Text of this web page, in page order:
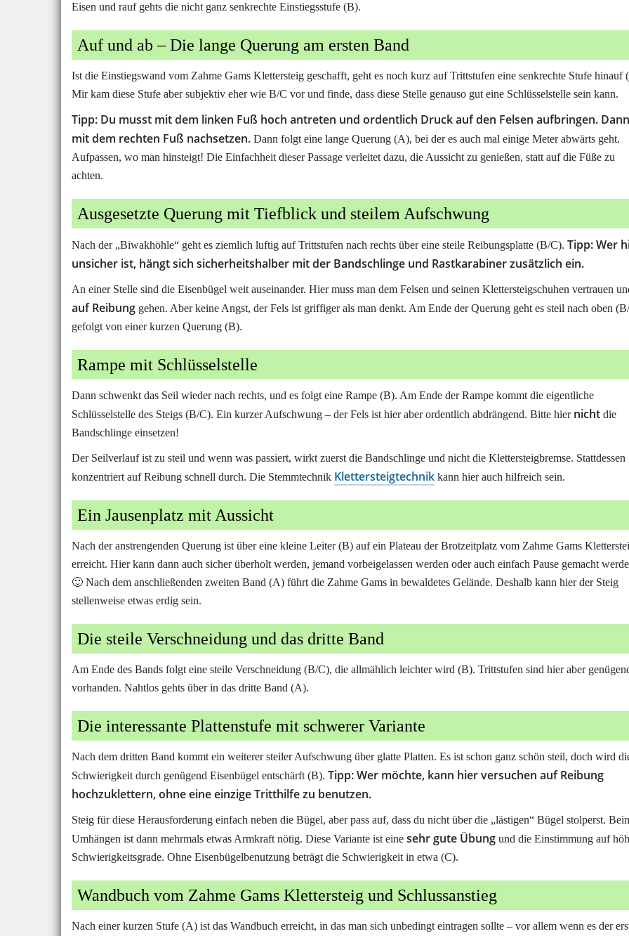
Eisen und rauf gehts die nicht ganz senkrechte Einstiegsstufe (B).
Auf und ab – Die lange Querung am ersten Band
Ist die Einstiegswand vom Zahme Gams Klettersteig geschafft, geht es noch kurz auf Trittstufen eine senkrechte Stufe hinauf
Mir kam diese Stufe aber subjektiv eher wie B/C vor und finde, dass diese Stelle genauso gut eine Schlüsselstelle sein kann.
Tipp: Du musst mit dem linken Fuß hoch antreten und ordentlich Druck auf den Felsen aufbringen. Dann
mit dem rechten Fuß nachsetzen. Dann folgt eine lange Querung (A), bei der es auch mal einige Meter abwärts geht.
Aufpassen, wo man hinsteigt! Die Einfachheit dieser Passage verleitet dazu, die Aussicht zu genießen, statt auf die Füße zu
achten.
Ausgesetzte Querung mit Tiefblick und steilem Aufschwung
Nach der „Biwakhöhle“ geht es ziemlich luftig auf Trittstufen nach rechts über eine steile Reibungsplatte (B/C). Tipp: Wer
unsicher ist, hängt sich sicherheitshalber mit der Bandschlinge und Rastkarabiner zusätzlich ein.
An einer Stelle sind die Eisenbügel weit auseinander. Hier muss man dem Felsen und seinen Klettersteigschuhen vertrauen
auf Reibung gehen. Aber keine Angst, der Fels ist griffiger als man denkt. Am Ende der Querung geht es steil nach oben
gefolgt von einer kurzen Querung (B).
Rampe mit Schlüsselstelle
Dann schwenkt das Seil wieder nach rechts, und es folgt eine Rampe (B). Am Ende der Rampe kommt die eigentliche
Schlüsselstelle des Steigs (B/C). Ein kurzer Aufschwung – der Fels ist hier aber ordentlich abdrängend. Bitte hier nicht die
Bandschlinge einsetzen!
Der Seilverlauf ist zu steil und wenn was passiert, wirkt zuerst die Bandschlinge und nicht die Klettersteigbremse. Stattdessen
konzentriert auf Reibung schnell durch. Die Stemmtechnik Klettersteigtechnik kann hier auch hilfreich sein.
Ein Jausenplatz mit Aussicht
Nach der anstrengenden Querung ist über eine kleine Leiter (B) auf ein Plateau der Brotzeitplatz vom Zahme Gams
erreicht. Hier kann dann auch sicher überholt werden, jemand vorbeigelassen werden oder auch einfach Pause gemacht
🙂 Nach dem anschließenden zweiten Band (A) führt die Zahme Gams in bewaldetes Gelände. Deshalb kann hier der Steig
stellenweise etwas erdig sein.
Die steile Verschneidung und das dritte Band
Am Ende des Bands folgt eine steile Verschneidung (B/C), die allmählich leichter wird (B). Trittstufen sind hier aber
vorhanden. Nahtlos gehts über in das dritte Band (A).
Die interessante Plattenstufe mit schwerer Variante
Nach dem dritten Band kommt ein weiterer steiler Aufschwung über glatte Platten. Es ist schon ganz schön steil, doch wird
Schwierigkeit durch genügend Eisenbügel entschärft (B). Tipp: Wer möchte, kann hier versuchen auf Reibung
hochzuklettern, ohne eine einzige Tritthilfe zu benutzen.
Steig für diese Herausforderung einfach neben die Bügel, aber pass auf, dass du nicht über die „lästigen“ Bügel stolperst.
Umhängen ist dann mehrmals etwas Armkraft nötig. Diese Variante ist eine sehr gute Übung und die Einstimmung auf
Schwierigkeitsgrade. Ohne Eisenbügelbenutzung beträgt die Schwierigkeit in etwa (C).
Wandbuch vom Zahme Gams Klettersteig und Schlussanstieg
Nach einer kurzen Stufe (A) ist das Wandbuch erreicht, in das man sich unbedingt eintragen sollte – vor allem wenn es der